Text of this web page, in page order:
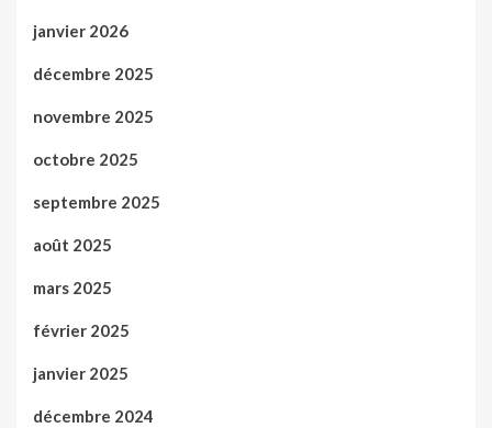
janvier 2026
décembre 2025
novembre 2025
octobre 2025
septembre 2025
août 2025
mars 2025
février 2025
janvier 2025
décembre 2024